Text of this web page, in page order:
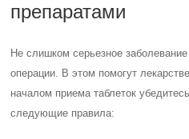
препаратами
Не слишком серьезное
операции. В этом помогут
началом приема таблеток
следующие правила: